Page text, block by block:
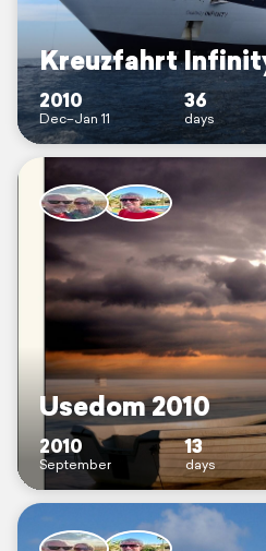
Kreuzfahrt
2010
Dec–Jan 11
36
days
Usedom 2010
2010
September
13
days